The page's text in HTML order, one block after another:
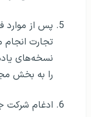
پس از موارد
تجارت
نسخه‌های
را به بخش
ادغام شرکت